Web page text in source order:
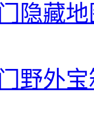
隐藏
野外